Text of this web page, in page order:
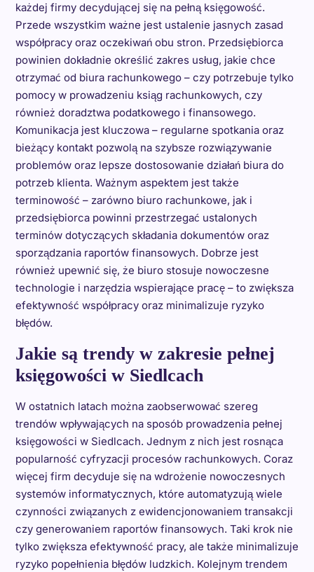
każdej firmy decydującej się na pełną księgowość.
Przede wszystkim ważne jest ustalenie jasnych zasad
współpracy oraz oczekiwań obu stron. Przedsiębiorca
powinien dokładnie określić zakres usług, jakie chce
otrzymać od biura rachunkowego – czy potrzebuje tylko
pomocy w prowadzeniu ksiąg rachunkowych, czy
również doradztwa podatkowego i finansowego.
Komunikacja jest kluczowa – regularne spotkania oraz
bieżący kontakt pozwolą na szybsze rozwiązywanie
problemów oraz lepsze dostosowanie działań biura do
potrzeb klienta. Ważnym aspektem jest także
terminowość – zarówno biuro rachunkowe, jak i
przedsiębiorca powinni przestrzegać ustalonych
terminów dotyczących składania dokumentów oraz
sporządzania raportów finansowych. Dobrze jest
również upewnić się, że biuro stosuje nowoczesne
technologie i narzędzia wspierające pracę – to zwiększa
efektywność współpracy oraz minimalizuje ryzyko
błędów.
Jakie są trendy w zakresie pełnej
księgowości w Siedlcach
W ostatnich latach można zaobserwować szereg
trendów wpływających na sposób prowadzenia pełnej
księgowości w Siedlcach. Jednym z nich jest rosnąca
popularność cyfryzacji procesów rachunkowych. Coraz
więcej firm decyduje się na wdrożenie nowoczesnych
systemów informatycznych, które automatyzują wiele
czynności związanych z ewidencjonowaniem transakcji
czy generowaniem raportów finansowych. Taki krok nie
tylko zwiększa efektywność pracy, ale także minimalizuje
ryzyko popełnienia błędów ludzkich. Kolejnym trendem